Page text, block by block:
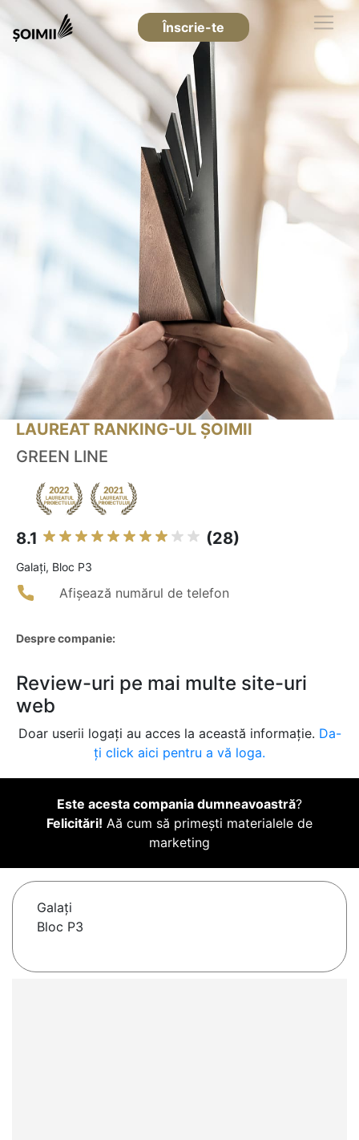
Înscrie-te
LAUREAT RANKING-UL ȘOIMII
GREEN LINE
8.1 (28)
Galaţi, Bloc P3
Afișează numărul de telefon
Despre companie:
Review-uri pe mai multe site-uri
web
Doar userii logați au acces la această informație. Da-
ți click aici pentru a vă loga.
Este acesta compania dumneavoastră?
Felicitări! Aă cum să primești materialele de
marketing
Galaţi
Bloc P3